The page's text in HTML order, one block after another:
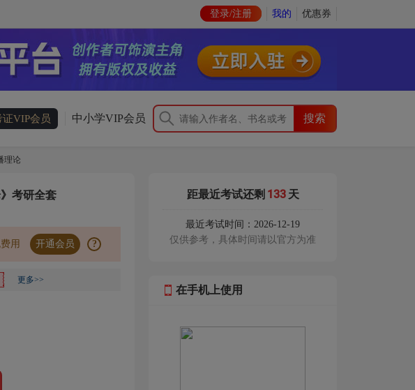
登录/注册 我的 优惠券
证VIP会员 中小学VIP会员
理论
考研全套
用 开通会员 ?
更多>>
距最近考试还剩 133 天
最近考试时间：2026-12-19
仅供参考，具体时间请以官方为准
在手机上使用